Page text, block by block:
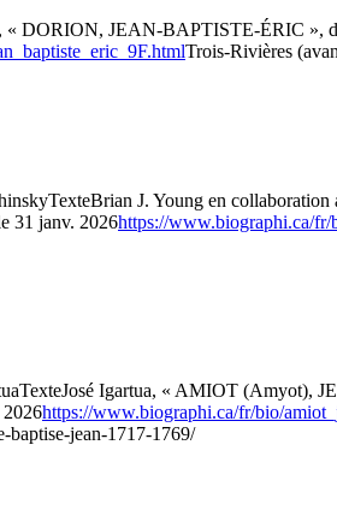
« DORION, JEAN-BAPTISTE-ÉRIC »,
Trois-Rivières
TexteBrian J. Young en
31 janv. 2026https://www.biographi.ca/fr/
TexteJosé Igartua, « AMIOT (Amyot),
https://www.biographi.ca/fr/bio/
baptise-jean-1717-1769/